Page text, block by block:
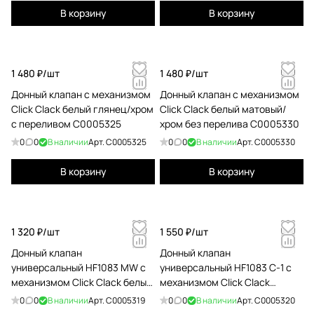
что подтверждает её соответствие
STARO — выбор тех, кто ценит долговечность,
стиль и совершенство в каждой детали.
В корзину В корзину
1 480 ₽/шт
Донный клапан с механизмом
Click Clack белый глянец/хром
с переливом С0005325
0 0 В наличииАрт.С0005325
В корзину
1 480 ₽/шт
Донный клапан с механизмом
Click Clack белый матовый/
хром без перелива С0005330
0 0 В наличииАрт.С0005330
В корзину
1 320 ₽/шт
Донный клапан
универсальный HF1083 MW с
механизмом Click Clack белый
матовый С0005319
0 0 В наличииАрт.С0005319
1 550 ₽/шт
Донный клапан
универсальный HF1083 С-1 с
механизмом Click Clack
матовый белый/хром
0 0 В наличииАрт.С0005320